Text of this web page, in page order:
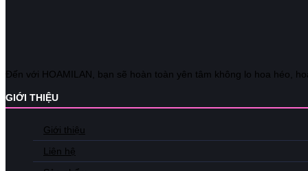
Đến với HOAMILAN, bạn sẽ hoàn toàn yên tâm không lo hoa héo,
GIỚI THIỆU
Giới thiệu
Liên hệ